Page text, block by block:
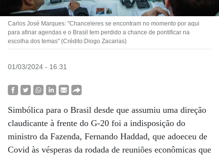
Carlos José Marques: "Chanceleres se encontram no momento por aqui
para afinar agendas e o Brasil tem perdido a chance de pontificar na
escolha dos temas" (Crédito:Diogo Zacarias)
01/03/2024 - 16:31
Simbólica para o Brasil desde que assumiu uma direção
claudicante à frente do G-20 foi a indisposição do
ministro da Fazenda, Fernando Haddad, que adoeceu de
Covid às vésperas da rodada de reuniões econômicas que